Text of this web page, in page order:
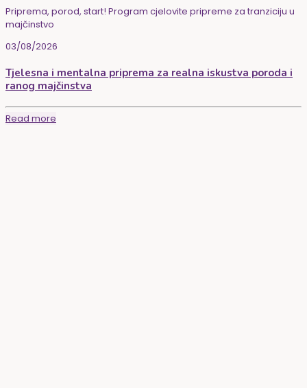
Priprema, porod, start! Program cjelovite pripreme za tranziciju u
majčinstvo
03/08/2026
Tjelesna i mentalna priprema za realna iskustva poroda i
ranog majčinstva
Read more